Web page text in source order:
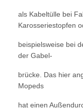
als Kabeltülle bei
Karosseriestopfen
beispielsweise bei
der Gabel-
brücke. Das hier
Mopeds
hat einen